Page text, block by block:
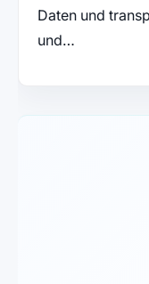
Daten und
und…